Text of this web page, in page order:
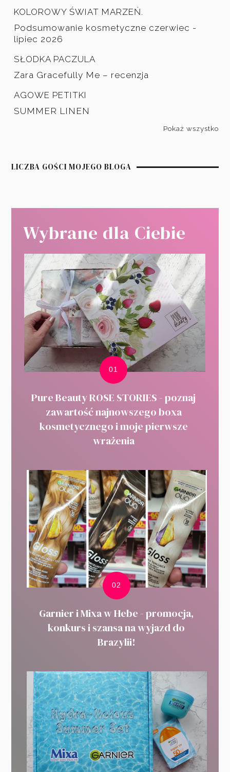
KOLOROWY ŚWIAT MARZEŃ.
Podsumowanie kosmetyczne czerwiec -
lipiec 2026
SŁODKA PACZULA
Zara Gracefully Me – recenzja
AGOWE PETITKI
SUMMER LINEN
Pokaż wszystko
LICZBA GOŚCI MOJEGO BLOGA
Wybrane dla Ciebie
Pure Beauty ROSE STORIES - poznaj
zawartość najnowszego boxa
kosmetycznego i moje pierwsze
wrażenia
Garnier i Mixa w Hebe - promocja,
konkurs i szansa na wyjazd do
Brazylii!